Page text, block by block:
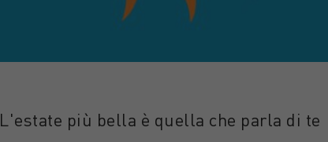
L'estate più bella è quella che parla di te